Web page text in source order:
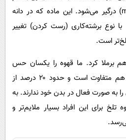
موزامبیوزید (mozambioside) درگیر می‌شود. این ماده که در دانه
نوع برشته‌کاری (رست کردن) تغییر
است.
برملا کرد. ما قهوه را یکسان حس
نمی‌کنیم. ژنتیک انسان‌ها با هم متفاوت است و حدود ۲۰ درصد از
به صورت فعال در بدن خود ندارند. به
برای این افراد بسیار ملایم‌تر و